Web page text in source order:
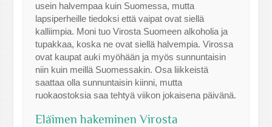
usein halvempaa kuin Suomessa, mutta
lapsiperheille tiedoksi että vaipat ovat siellä
kalliimpia. Moni tuo Virosta Suomeen alkoholia ja
tupakkaa, koska ne ovat siellä halvempia. Virossa
ovat kaupat auki myöhään ja myös sunnuntaisin
niin kuin meillä Suomessakin. Osa liikkeistä
saattaa olla sunnuntaisin kiinni, mutta
ruokaostoksia saa tehtyä viikon jokaisena päivänä.
Eläimen hakeminen Virosta